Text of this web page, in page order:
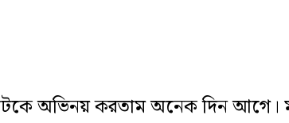
অভিনয় করতাম অনেক দিন আগে।